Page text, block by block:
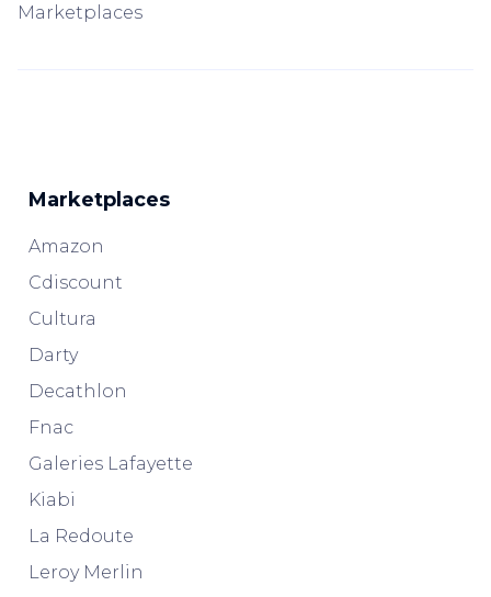
Marketplaces
Marketplaces
Amazon
Cdiscount
Cultura
Darty
Decathlon
Fnac
Galeries Lafayette
Kiabi
La Redoute
Leroy Merlin